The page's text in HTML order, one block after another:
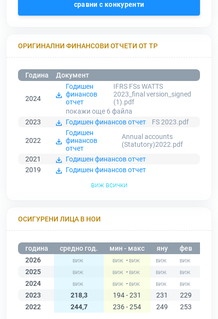
сравни с конкуренти
ОРИГИНАЛНИ ФИНАНСОВИ ОТЧЕТИ ОТ ТР
Година Документ
2024
Годишен
финансов
отчет
IFRS FSs WATTS
2023_final version_signed
(1).pdf
покажи още 6 файла
2023
Годишен финансов отчет FS 2023.pdf
2022
Годишен
финансов
отчет
Annual accounts
(Statutory)2022.pdf
2021
Годишен финансов отчет
2019
Годишен финансов отчет
виж всички
ОСИГУРЕНИ ЛИЦА В НОИ
година средно год. мин - макс яну фев
2026
-
2025
-
2024
-
2023
218,3 194 - 231 231 229
2022
244,7 236 - 254 249 253